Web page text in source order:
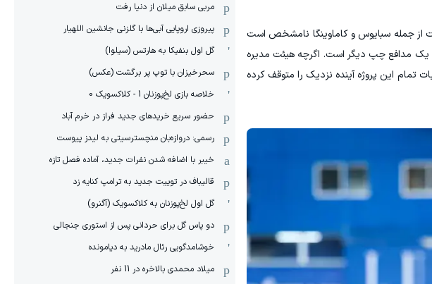
از جمله سبایوس و کاماوینگا نامشخص است
یک مدافع چپ دیگر است. اگرچه هیئت مدیره
تمام این پروژه آینده نزدیک را متوقف کرده
مربی سابق میلان از دنیا رفت
پیروزی اروپایی آبی‌ها با گلزنی جانشین اللهیار
گل اول بنفیکا به هارتس (سیلوا)
سحرخیزان با توپ پر برگشت (عکس)
خلاصه بازی لخ‌پوزنان 1 - کلاکسویک 0
حضور سریع خریدهای جدید فراز در خرم آباد
رسمی: دروازه‌بان منچسترسیتی به لیدز پیوست
خیبر با اضافه شدن نفرات جدید، آماده فصل تازه
قالیباف در توییت جدید به ترامپ کنایه زد
گل اول لخ‌پوزنان به کلاکسویک (آگنرو)
دو پاس گل برای حردانی پس از استوری جنجالی
خوشامدگویی رئال مادرید به دیامونده
میلاد محمدی بالاخره در 11 نفر